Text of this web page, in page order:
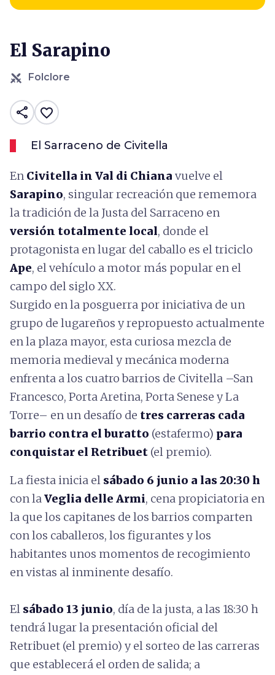
El Sarapino
Folclore
share favorite_border
El Sarraceno de Civitella
En Civitella in Val di Chiana vuelve el
Sarapino, singular recreación que rememora
la tradición de la Justa del Sarraceno en
versión totalmente local, donde el
protagonista en lugar del caballo es el triciclo
Ape, el vehículo a motor más popular en el
campo del siglo XX.
Surgido en la posguerra por iniciativa de un
grupo de lugareños y repropuesto actualmente
en la plaza mayor, esta curiosa mezcla de
memoria medieval y mecánica moderna
enfrenta a los cuatro barrios de Civitella –San
Francesco, Porta Aretina, Porta Senese y La
Torre– en un desafío de tres carreras cada
barrio contra el buratto (estafermo) para
conquistar el Retribuet (el premio).
La fiesta inicia el sábado 6 junio a las 20:30 h
con laVeglia delle Armi, cena propiciatoria en
la que los capitanes de los barrios comparten
con los caballeros, los figurantes y los
habitantes unos momentos de recogimiento
en vistas al inminente desafío.
El sábado 13 junio, día de la justa, a las 18:30 h
tendrá lugar la presentación oficial del
Retribuet (el premio) y el sorteo de las carreras
que establecerá el orden de salida; a